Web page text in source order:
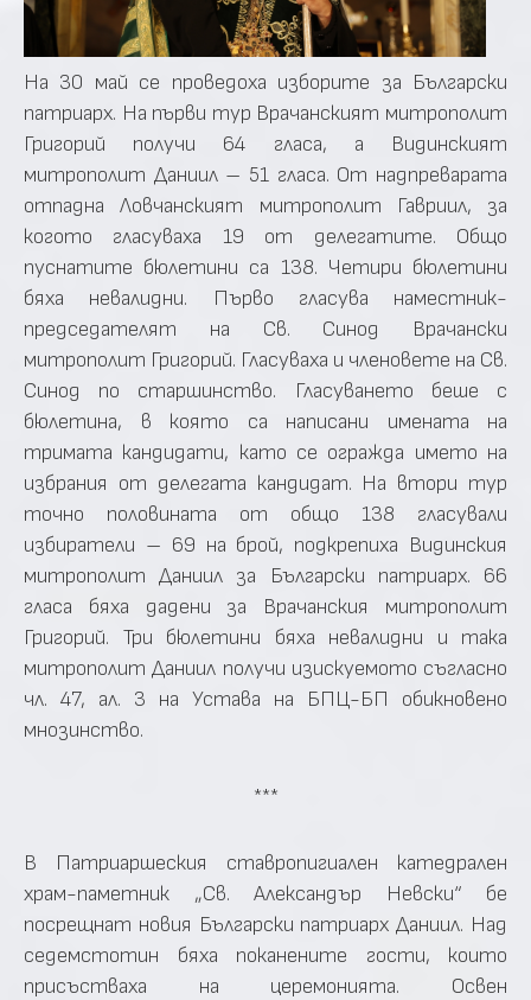
На 30 май се проведоха изборите за Български
патриарх. На първи тур Врачанският митрополит
Григорий получи 64 гласа, а Видинският
митрополит Даниил – 51 гласа. От надпреварата
отпадна Ловчанският митрополит Гавриил, за
когото гласуваха 19 от делегатите. Общо
пуснатите бюлетини са 138. Четири бюлетини
бяха невалидни. Първо гласува наместник-
председателят на Св. Синод Врачански
митрополит Григорий. Гласуваха и членовете на Св.
Синод по старшинство. Гласуването беше с
бюлетина, в която са написани имената на
тримата кандидати, като се огражда името на
избрания от делегата кандидат. На втори тур
точно половината от общо 138 гласували
избиратели – 69 на брой, подкрепиха Видинския
митрополит Даниил за Български патриарх. 66
гласа бяха дадени за Врачанския митрополит
Григорий. Три бюлетини бяха невалидни и така
митрополит Даниил получи изискуемото съгласно
чл. 47, ал. 3 на Устава на БПЦ-БП обикновено
мнозинство.
***
В Патриаршеския ставропигиален катедрален
храм-паметник „Св. Александър Невски“ бе
посрещнат новия Български патриарх Даниил. Над
седемстотин бяха поканените гости, които
присъстваха на церемонията. Освен